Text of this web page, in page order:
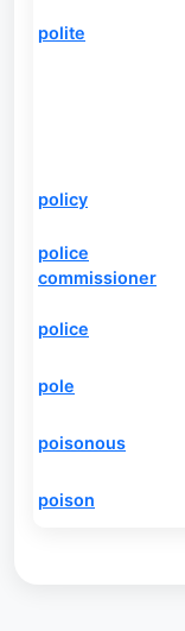
polite
policy
police
commissioner
police
pole
poisonous
poison